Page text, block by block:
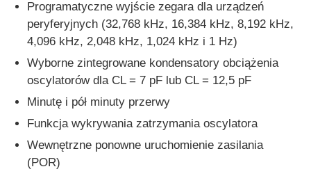
Wycieczka po fabryce
Kontrola jakości
Skontaktuj się z nami
Aktualności
Programatyczne wyjście zegara dla urządzeń
peryferyjnych (32,768 kHz, 16,384 kHz, 8,192 kHz,
4,096 kHz, 2,048 kHz, 1,024 kHz i 1 Hz)
Wyborne zintegrowane kondensatory obciążenia
oscylatorów dla CL = 7 pF lub CL = 12,5 pF
Minutę i pół minuty przerwy
Funkcja wykrywania zatrzymania oscylatora
Wewnętrzne ponowne uruchomienie zasilania
(POR)